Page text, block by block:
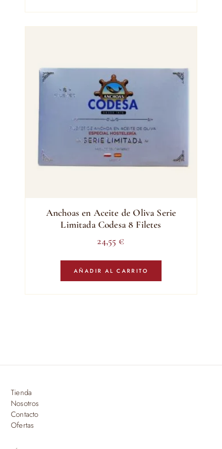
Anchoas en Aceite de Oliva Serie
Limitada Codesa 8 Filetes
24,55 €
AÑADIR AL CARRITO
Tienda
Nosotros
Contacto
Ofertas